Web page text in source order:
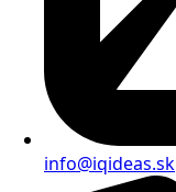
info@iqideas.sk